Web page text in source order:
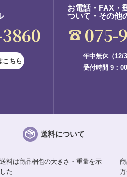
こちら
お電話・FAX・
ついて・その他
075-
年中無休（12/
受付時間 9：
送料について
送料は商品梱包の大きさ・重量を示
した
商